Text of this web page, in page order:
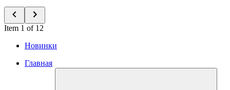
Item 1 of 12
Новинки
Главная